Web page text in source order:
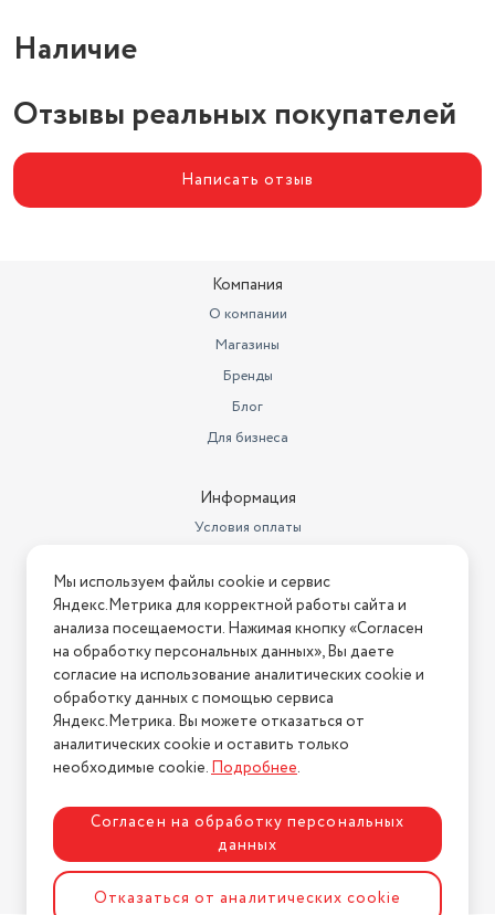
Наличие
Отзывы реальных покупателей
Написать отзыв
Компания
О компании
Магазины
Бренды
Блог
Для бизнеса
Информация
Условия оплаты
Условия возврата
Нашли ошибку на сайте? Напишите нам
2026 © Интернет-магазин "АстМаркет". У нас есть всё!
Политика конфиденциальности
Разработка сайтаASTDESIGN
Мы используем файлы cookie и сервис
Яндекс.Метрика для корректной работы сайта и
анализа посещаемости. Нажимая кнопку «Согласен
на обработку персональных данных», Вы даете
согласие на использование аналитических cookie и
обработку данных с помощью сервиса
Яндекс.Метрика. Вы можете отказаться от
аналитических cookie и оставить только
необходимые cookie.Подробнее.
Согласен на обработку персональных
данных
Отказаться от аналитических cookie